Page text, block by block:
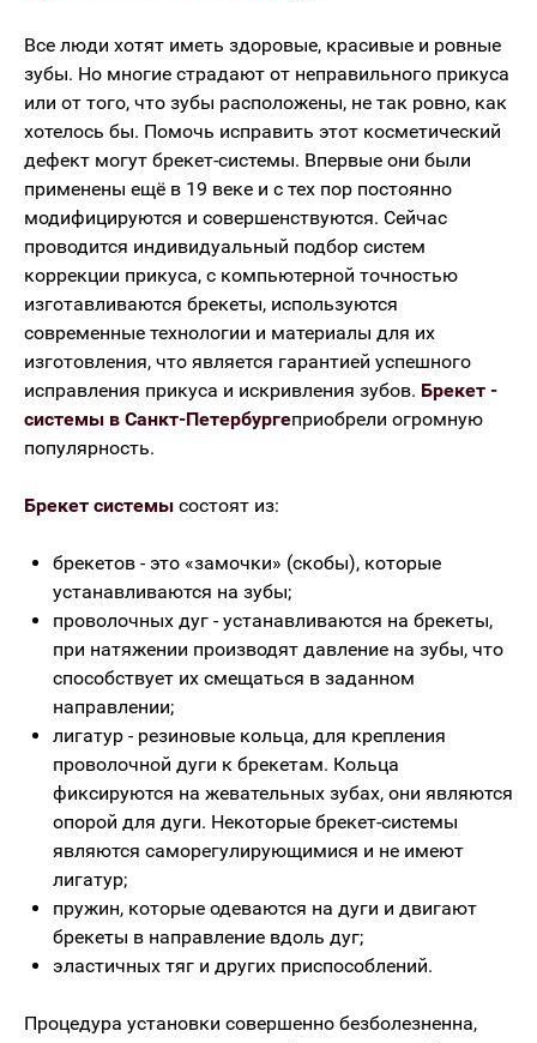
Все люди хотят иметь здоровые, красивые и ровные
зубы. Но многие страдают от неправильного прикуса
или от того, что зубы расположены, не так ровно, как
хотелось бы. Помочь исправить этот косметический
дефект могут брекет-системы. Впервые они были
применены ещё в 19 веке и с тех пор постоянно
модифицируются и совершенствуются. Сейчас
проводится индивидуальный подбор систем
коррекции прикуса, с компьютерной точностью
изготавливаются брекеты, используются
современные технологии и материалы для их
изготовления, что является гарантией успешного
исправления прикуса и искривления зубов. Брекет -
системы в Санкт-Петербургеприобрели огромную
популярность.
Брекет системы состоят из:
брекетов - это «замочки» (скобы), которые
устанавливаются на зубы;
проволочных дуг - устанавливаются на брекеты,
при натяжении производят давление на зубы, что
способствует их смещаться в заданном
направлении;
лигатур - резиновые кольца, для крепления
проволочной дуги к брекетам. Кольца
фиксируются на жевательных зубах, они являются
опорой для дуги. Некоторые брекет-системы
являются саморегулирующимися и не имеют
лигатур;
пружин, которые одеваются на дуги и двигают
брекеты в направление вдоль дуг;
эластичных тяг и других приспособлений.
Процедура установки совершенно безболезненна,